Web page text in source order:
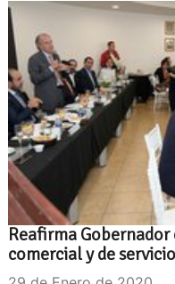
Reafirma
comercial y de